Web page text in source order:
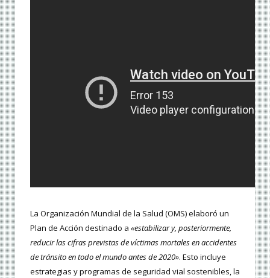
La Organización Mundial de la Salud (OMS) elaboró un
Plan de Acción destinado a «estabilizar y, posteriormente,
reducir las cifras previstas de víctimas mortales en accidentes
de tránsito en todo el mundo antes de 2020». Esto incluye
estrategias y programas de seguridad vial sostenibles, la